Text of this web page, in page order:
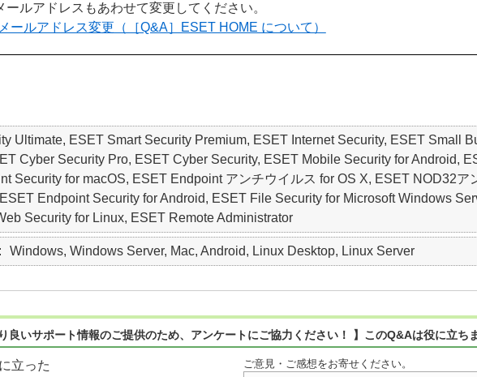
ルアドレスもあわせて変更してください。
ールアドレス変更（［Q&A］ESET HOME について）
Ultimate, ESET Smart Security Premium, ESET Internet Security, ESET Small
Cyber Security Pro, ESET Cyber Security, ESET Mobile Security for Android,
Security for macOS, ESET Endpoint アンチウイルス for OS X, ESET NOD32ア
Endpoint Security for Android, ESET File Security for Microsoft Windows
Security for Linux, ESET Remote Administrator
Windows, Windows Server, Mac, Android, Linux Desktop, Linux Server
り良いサポート情報のご提供のため、アンケートにご協力ください！ 】このQ&Aは役に立ち
立った
ご意見・ご感想をお寄せください。